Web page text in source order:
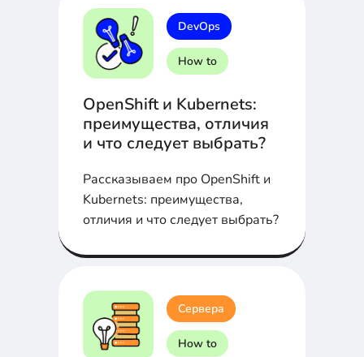
DevOps
How to
OpenShift и Kubernets:
преимущества, отличия
и что следует выбрать?
Рассказываем про OpenShift и
Kubernets: преимущества,
отличия и что следует выбрать?
Сервера
How to